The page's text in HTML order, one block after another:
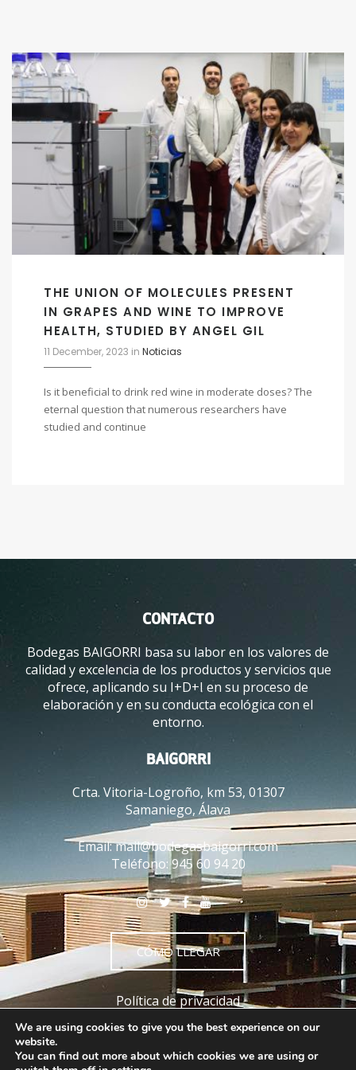
THE UNION OF MOLECULES PRESENT
IN GRAPES AND WINE TO IMPROVE
HEALTH, STUDIED BY ANGEL GIL
11 December, 2023 in Noticias
Is it beneficial to drink red wine in moderate doses? The
eternal question that numerous researchers have
studied and continue
CONTACTO
Bodegas BAIGORRI basa su labor en los valores de
calidad y excelencia de los productos y servicios que
ofrece, aplicando su I+D+I en su proceso de
elaboración y en su conducta ecológica con el
entorno.
BAIGORRI
Crta. Vitoria-Logroño, km 53, 01307
Samaniego, Álava
Email:mail@bodegasbaigorri.com
Teléfono:945 60 94 20
CÓMO LLEGAR
Política de privacidad
Política de cookies
Términos y condiciones
We are using cookies to give you the best experience on our
website.
You can find out more about which cookies we are using or